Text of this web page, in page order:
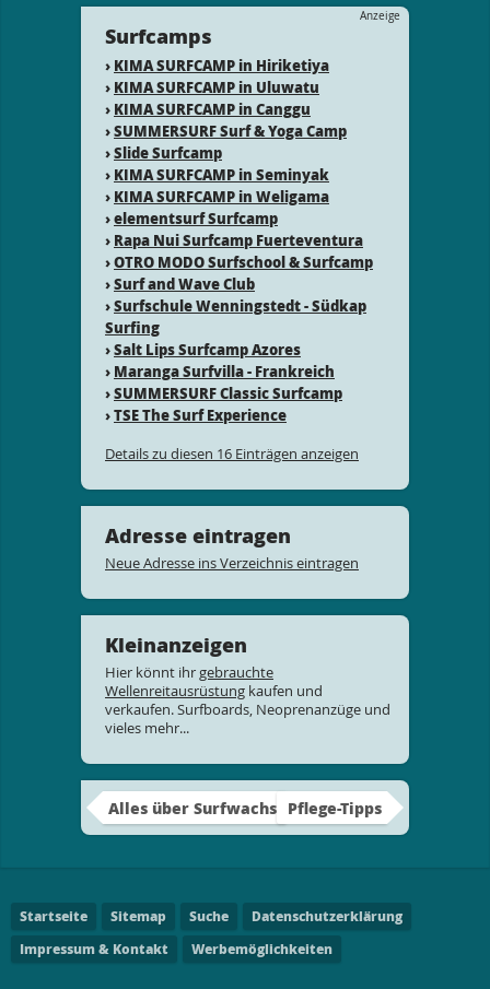
Anzeige
Surfcamps
› KIMA SURFCAMP in Hiriketiya
› KIMA SURFCAMP in Uluwatu
› KIMA SURFCAMP in Canggu
›SUMMERSURF Surf & Yoga Camp
›Slide Surfcamp
› KIMA SURFCAMP in Seminyak
› KIMA SURFCAMP in Weligama
›elementsurf Surfcamp
› Rapa Nui Surfcamp Fuerteventura
›OTRO MODO Surfschool & Surfcamp
›Surf and Wave Club
›Surfschule Wenningstedt - Südkap
Surfing
›Salt Lips Surfcamp Azores
› Maranga Surfvilla - Frankreich
›SUMMERSURF Classic Surfcamp
›TSE The Surf Experience
Details zu diesen 16 Einträgen anzeigen
Adresse eintragen
Neue Adresse ins Verzeichnis eintragen
Kleinanzeigen
Hier könnt ihrgebrauchte
Wellenreitausrüstung kaufen und
verkaufen. Surfboards, Neoprenanzüge und
vieles mehr...
Alles über Surfwachs Pflege-Tipps
Startseite Sitemap Suche
Datenschutzerklärung
Impressum & Kontakt
Werbemöglichkeiten